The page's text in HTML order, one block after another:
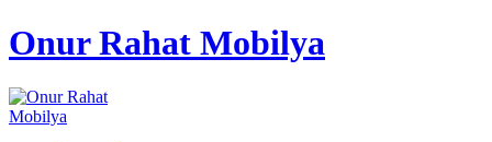
Onur Rahat Mobilya